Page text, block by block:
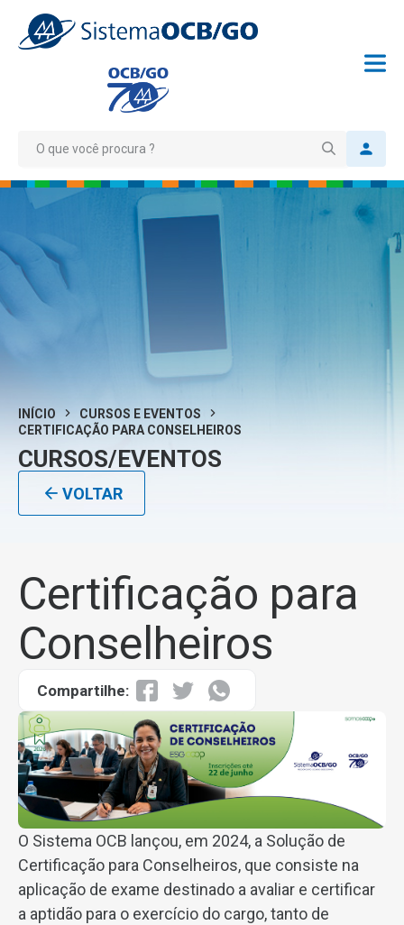
INÍCIO
CURSOS E EVENTOS
CERTIFICAÇÃO PARA CONSELHEIROS
CURSOS/EVENTOS
VOLTAR
Certificação para
Conselheiros
Compartilhe:
O Sistema OCB lançou, em 2024, a Solução de
Certificação para Conselheiros, que consiste na
aplicação de exame destinado a avaliar e certificar
a aptidão para o exercício do cargo, tanto de